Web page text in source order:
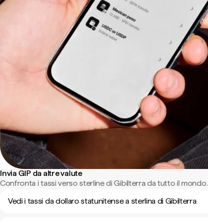
Invia GIP da altre valute
Confronta i tassi verso sterline di Gibilterra da tutto il mondo.
Vedi i tassi da dollaro statunitense a sterlina di Gibilterra